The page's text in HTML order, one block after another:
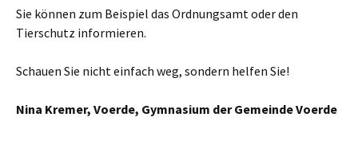
Sie können zum Beispiel das Ordnungsamt oder den
Tierschutz informieren.
Schauen Sie nicht einfach weg, sondern helfen Sie!
Nina Kremer, Voerde, Gymnasium der Gemeinde Voerde